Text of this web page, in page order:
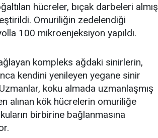
hücreler, bıçak darbeleri almış
Omuriliğin zedelendiği
100 mikroenjeksiyon yapıldı.
kompleks ağdaki sinirlerin,
kendini yenileyen yegane sinir
koku almada uzmanlaşmış
alınan kök hücrelerin omuriliğe
birbirine bağlanmasına